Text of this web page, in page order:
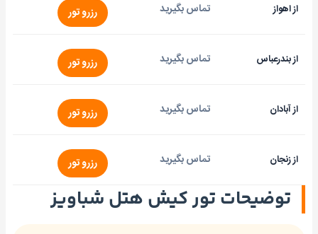
از اهواز تماس بگیرید رزرو تور
از بندرعباس تماس بگیرید رزرو تور
از آبادان تماس بگیرید رزرو تور
از زنجان تماس بگیرید رزرو تور
توضیحات تور کیش هتل شباویز